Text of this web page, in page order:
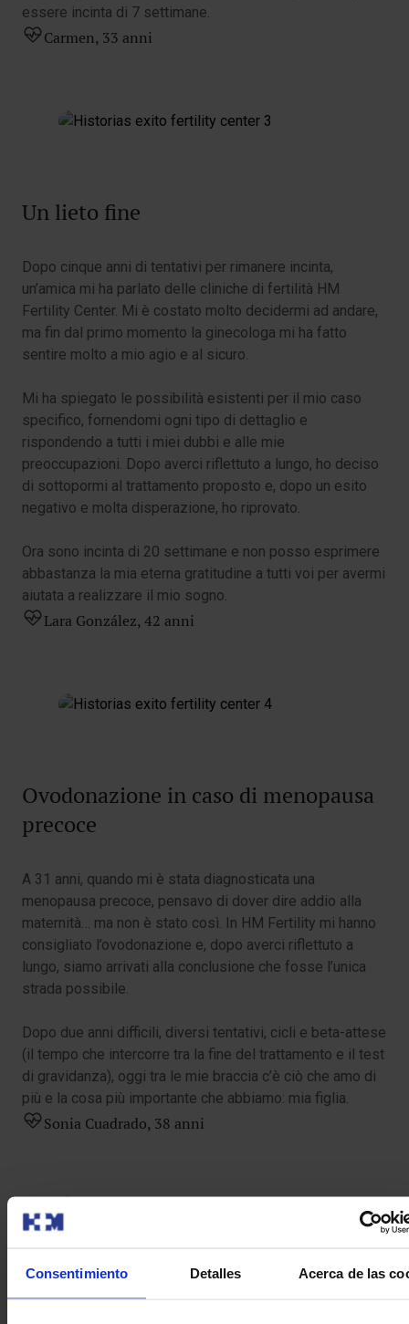
Consentimiento Detalles Acerca de las
essere incinta di 7 settimane.
Carmen, 33 anni
Un lieto fine
Dopo cinque anni di tentativi per rimanere incinta,
un’amica mi ha parlato delle cliniche di fertilità HM
Fertility Center. Mi è costato molto decidermi ad andare,
ma fin dal primo momento la ginecologa mi ha fatto
sentire molto a mio agio e al sicuro.
Mi ha spiegato le possibilità esistenti per il mio caso
specifico, fornendomi ogni tipo di dettaglio e
rispondendo a tutti i miei dubbi e alle mie
preoccupazioni. Dopo averci riflettuto a lungo, ho deciso
di sottopormi al trattamento proposto e, dopo un esito
negativo e molta disperazione, ho riprovato.
Ora sono incinta di 20 settimane e non posso esprimere
abbastanza la mia eterna gratitudine a tutti voi per avermi
aiutata a realizzare il mio sogno.
Lara González, 42 anni
Ovodonazione in caso di menopausa
precoce
A 31 anni, quando mi è stata diagnosticata una
menopausa precoce, pensavo di dover dire addio alla
maternità… ma non è stato così. In HM Fertility mi hanno
consigliato l’ovodonazione e, dopo averci riflettuto a
lungo, siamo arrivati alla conclusione che fosse l’unica
strada possibile.
Dopo due anni difficili, diversi tentativi, cicli e beta-attese
(il tempo che intercorre tra la fine del trattamento e il test
di gravidanza), oggi tra le mie braccia c’è ciò che amo di
più e la cosa più importante che abbiamo: mia figlia.
Sonia Cuadrado, 38 anni
Madre a 41 anni